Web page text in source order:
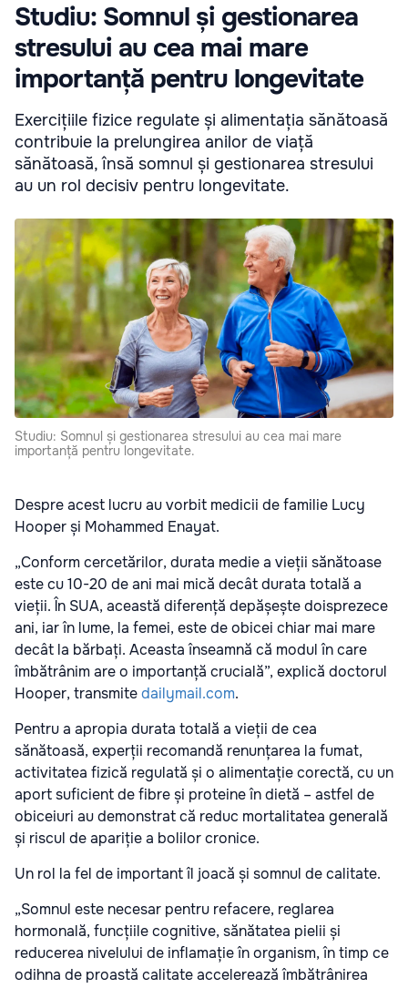
Studiu: Somnul și gestionarea
stresului au cea mai mare
importanță pentru longevitate
Exercițiile fizice regulate și alimentația sănătoasă
contribuie la prelungirea anilor de viață
sănătoasă, însă somnul și gestionarea stresului
au un rol decisiv pentru longevitate.
Studiu: Somnul și gestionarea stresului au cea mai mare
importanță pentru longevitate.
Despre acest lucru au vorbit medicii de familie Lucy
Hooper și Mohammed Enayat.
„Conform cercetărilor, durata medie a vieții sănătoase
este cu 10-20 de ani mai mică decât durata totală a
vieții. În SUA, această diferență depășește doisprezece
ani, iar în lume, la femei, este de obicei chiar mai mare
decât la bărbați. Aceasta înseamnă că modul în care
îmbătrânim are o importanță crucială”, explică doctorul
Hooper, transmitedailymail.com.
Pentru a apropia durata totală a vieții de cea
sănătoasă, experții recomandă renunțarea la fumat,
activitatea fizică regulată și o alimentație corectă, cu un
aport suficient de fibre și proteine în dietă – astfel de
obiceiuri au demonstrat că reduc mortalitatea generală
și riscul de apariție a bolilor cronice.
Un rol la fel de important îl joacă și somnul de calitate.
„Somnul este necesar pentru refacere, reglarea
hormonală, funcțiile cognitive, sănătatea pielii și
reducerea nivelului de inflamație în organism, în timp ce
odihna de proastă calitate accelerează îmbătrânirea